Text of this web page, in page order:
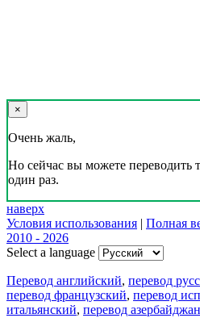
Цифровая эволюция перевода:
CAT-систему PROMT
18 февраля 2026 года
посвященный Академической
для представителей высших
провела Наталья Железняк,